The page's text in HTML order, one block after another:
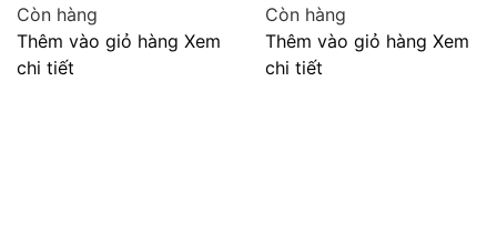
Còn hàng
Thêm vào giỏ hàng Xem
chi tiết
Còn hàng
Thêm vào giỏ hàng Xem
chi tiết